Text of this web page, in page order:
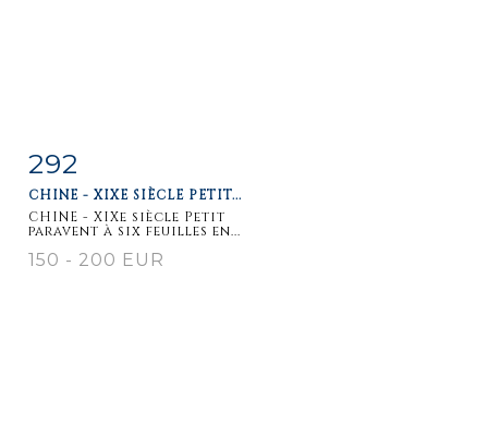
Fiche
292
CHINE - XIXE SIÈCLE PETIT...
CHINE - XIXe siècle Petit
paravent à six feuilles en...
150 - 200 EUR